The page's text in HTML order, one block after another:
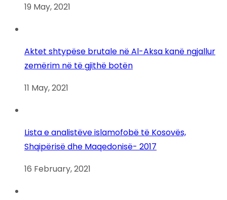
19 May, 2021
Aktet shtypëse brutale në Al-Aksa kanë ngjallur
zemërim në të gjithë botën
11 May, 2021
Lista e analistëve islamofobë të Kosovës,
Shqipërisë dhe Maqedonisë- 2017
16 February, 2021